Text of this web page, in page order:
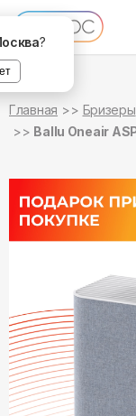
?
Главная
Бризеры
Ballu Oneair
в наличии
в наличии